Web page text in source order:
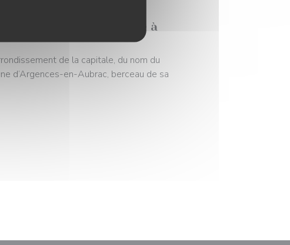
rend hommage à
de la capitale, du nom du
d’Argences-en-Aubrac, berceau de sa